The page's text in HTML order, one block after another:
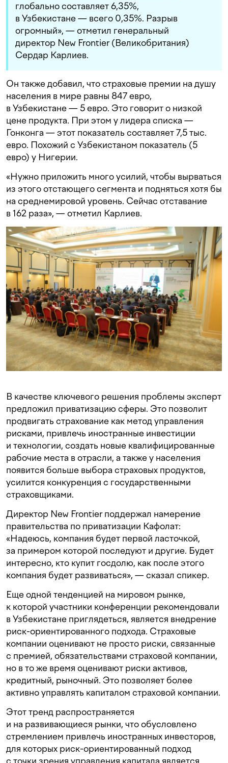
глобально составляет 6,35%,
в Узбекистане — всего 0,35%. Разрыв
огромный», — отметил генеральный
директор New Frontier (Великобритания)
Сердар Карлиев.
Он также добавил, что страховые премии на душу
населения в мире равны 847 евро,
в Узбекистане — 5 евро. Это говорит о низкой
цене продукта. При этом у лидера списка —
Гонконга — этот показатель составляет 7,5 тыс.
евро. Похожий с Узбекистаном показатель (5
евро) у Нигерии.
«Нужно приложить много усилий, чтобы вырваться
из этого отстающего сегмента и подняться хотя бы
на среднемировой уровень. Сейчас отставание
в 162 раза», — отметил Карлиев.
В качестве ключевого решения проблемы эксперт
предложил приватизацию сферы. Это позволит
продвигать страхование как метод управления
рисками, привлечь иностранные инвестиции
и технологии, создать новые квалифицированные
рабочие места в отрасли, а также у населения
появится больше выбора страховых продуктов,
усилится конкуренция с государственными
страховщиками.
Директор New Frontier поддержал намерение
правительства по приватизации Кафолат:
«Надеюсь, компания будет первой ласточкой,
за примером которой последуют и другие. Будет
интересно, кто купит госдолю, как после этого
компания будет развиваться», — сказал спикер.
Еще одной тенденцией на мировом рынке,
к которой участники конференции рекомендовали
в Узбекистане приглядеться, является внедрение
риск-ориентированного подхода. Страховые
компании оценивают не просто риски, связанные
с премией, обязательствами страховой компании,
но в то же время оценивают риски активов,
кредитный, рыночный. Это позволяет более
активно управлять капиталом страховой компании.
Этот тренд распространяется
и на развивающиеся рынки, что обусловлено
стремлением привлечь иностранных инвесторов,
для которых риск-ориентированный подход
с точки зрения управления капитала является